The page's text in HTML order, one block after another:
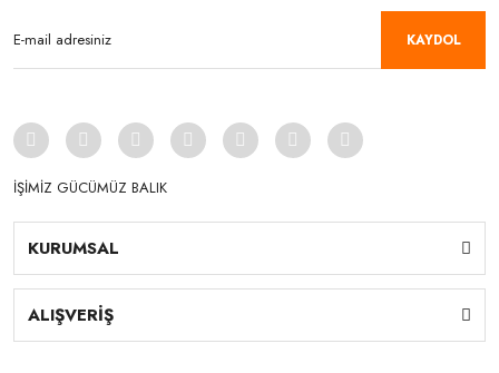
KAYDOL
İŞİMİZ GÜCÜMÜZ BALIK
KURUMSAL
ALIŞVERİŞ